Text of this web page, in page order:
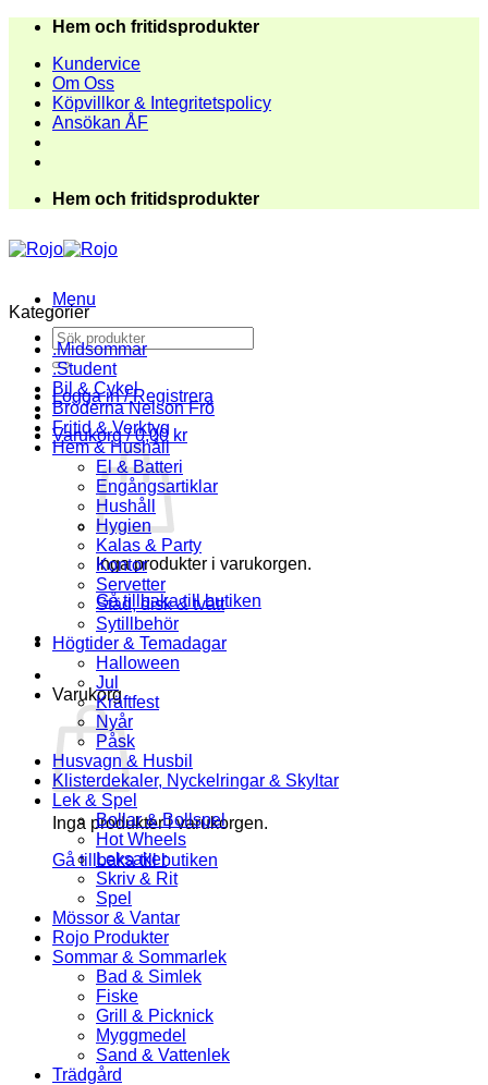
Skip
content
Hem och fritidsprodukter
Kundervice
Om Oss
Köpvillkor & Integritetspolicy
Ansökan ÅF
Hem och fritidsprodukter
Menu
Sök
efter:
Logga in / Registrera
Varukorg /0,00 kr
Inga produkter i varukorgen.
Gå tillbaka till butiken
Varukorg
Inga produkter i varukorgen.
Gå tillbaka till butiken
Kategorier
.Midsommar
.Student
Bil & Cykel
Bröderna Nelson Frö
Fritid & Verktyg
Hem & Hushåll
El & Batteri
Engångsartiklar
Hushåll
Hygien
Kalas & Party
Kontor
Servetter
Städ, disk & tvätt
Sytillbehör
Högtider & Temadagar
Halloween
Jul
Kräftfest
Nyår
Påsk
Husvagn & Husbil
Klisterdekaler, Nyckelringar & Skyltar
Lek & Spel
Bollar & Bollspel
Hot Wheels
Leksaker
Skriv & Rit
Spel
Mössor & Vantar
Rojo Produkter
Sommar & Sommarlek
Bad & Simlek
Fiske
Grill & Picknick
Myggmedel
Sand & Vattenlek
Trädgård